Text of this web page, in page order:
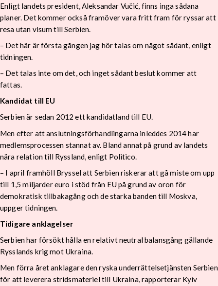
Enligt landets president, Aleksandar Vučić, finns inga sådana
planer. Det kommer också framöver vara fritt fram för ryssar att
resa utan visum till Serbien.
– Det här är första gången jag hör talas om något sådant, enligt
tidningen.
– Det talas inte om det, och inget sådant beslut kommer att
fattas.
Kandidat till EU
Serbien är sedan 2012 ett kandidatland till EU.
Men efter att anslutningsförhandlingarna inleddes 2014 har
medlemsprocessen stannat av. Bland annat på grund av landets
nära relation till Ryssland, enligt Politico.
– I april framhöll Bryssel att Serbien riskerar att gå miste om upp
till 1,5 miljarder euro i stöd från EU på grund av oron för
demokratisk tillbakagång och de starka banden till Moskva,
uppger tidningen.
Tidigare anklagelser
Serbien har försökt hålla en relativt neutral balansgång gällande
Rysslands krig mot Ukraina.
Men förra året anklagare den ryska underrättelsetjänsten Serbien
för att leverera stridsmateriel till Ukraina, rapporterar Kyiv